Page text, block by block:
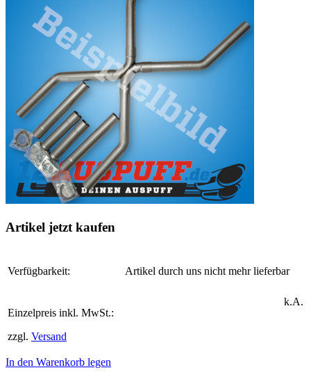
Artikel jetzt kaufen
Verfügbarkeit: Artikel durch uns nicht mehr lieferbar
Einzelpreis inkl. MwSt.:
zzgl. Versand
k.A.
In den Warenkorb legen